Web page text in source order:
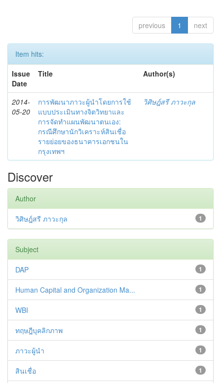
previous 1 next
Item hits:
Issue
Date
Title Author(s)
2014-
05-20
การพัฒนาภาวะผู้นำโดยการใช้
แบบประเมินทางจิตวิทยาและ
การจัดทำแผนพัฒนาตนเอง:
กรณีศึกษานักวิเคราะห์สินเชื่อ
รายย่อยของธนาคารเอกชนใน
กรุงเทพฯ
วิศิษฎ์สรี ภาวะกุล
Discover
Author
1
วิศิษฎ์สรี ภาวะกุล
Subject
1
DAP
1
Human Capital and Organization Ma...
1
WBI
1
ทฤษฎีบุคลิกภาพ
1
ภาวะผู้นำ
1
สินเชื่อ